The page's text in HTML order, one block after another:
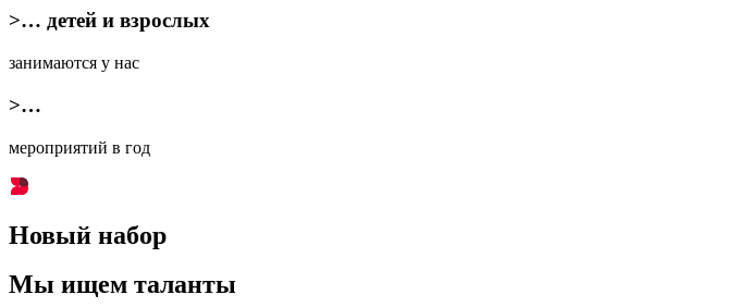
>… детей и взрослых
занимаются у нас
>…
мероприятий в год
Новый набор
Мы ищем таланты